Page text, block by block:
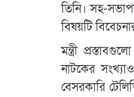
তিনি। সহ-
বিষয়টি
মন্ত্রী
নাটকের
বেসরকারি